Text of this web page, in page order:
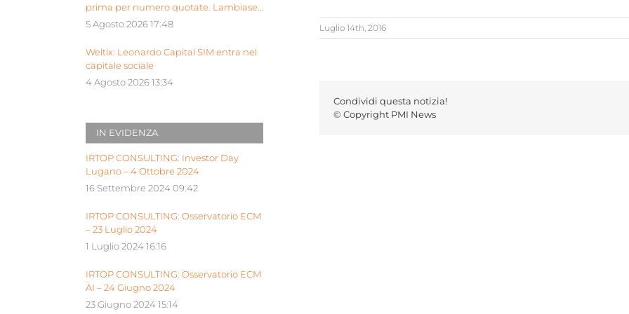
Luglio 14th, 2016
Condividi questa notizia!
© Copyright PMI News
prima per numero quotate. Lambiase:
“Milano piattaforma europea Siu”
5 Agosto 2026 17:48
Weltix: Leonardo Capital SIM entra nel
capitale sociale
4 Agosto 2026 13:34
IN EVIDENZA
IRTOP CONSULTING: Investor Day
Lugano – 4 Ottobre 2024
16 Settembre 2024 09:42
IRTOP CONSULTING: Osservatorio ECM
– 23 Luglio 2024
1 Luglio 2024 16:16
IRTOP CONSULTING: Osservatorio ECM
AI – 24 Giugno 2024
23 Giugno 2024 15:14